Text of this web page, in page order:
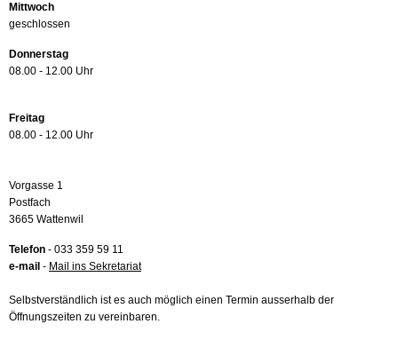
Mittwoch
geschlossen
Donnerstag
08.00 - 12.00 Uhr
Freitag
08.00 - 12.00 Uhr
Vorgasse 1
Postfach
3665 Wattenwil
Telefon - 033 359 59 11
e-mail - Mail ins Sekretariat
Selbstverständlich ist es auch möglich einen Termin ausserhalb der
Öffnungszeiten zu vereinbaren.